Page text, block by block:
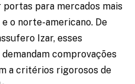
para mercados mais
o norte-americano. De
Izar, esses
comprovações
a critérios rigorosos de